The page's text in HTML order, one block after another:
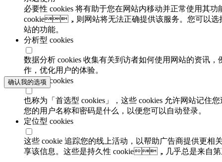
必要性 cookies 将有助于您在网站内移动并正常使用其功能
cookie，则网站将无法正确提供该服务。您可以
站的功能。
分析型 cookies
数据分析 cookies 收集有关到访者如何使用网站的资讯
作，优化用户的体验。
功能性 cookies
也称为「首选型 cookies」，这些 cookies 允许网站记住您
您的用户名称和密码是什么，以便您可以自动登录。
定位型 cookies
这些 cookie 追踪您的线上活动，以帮助广告商提供更
享该信息。这些是持久性 cookie，几乎总是来自第
确认我的选项